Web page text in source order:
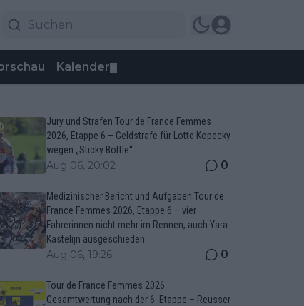
Kalender
Jury und Strafen Tour de France Femmes
2026, Etappe 6 – Geldstrafe für Lotte Kopecky
wegen „Sticky Bottle“
Aug 06, 20:02 0
Medizinischer Bericht und Aufgaben Tour de
France Femmes 2026, Etappe 6 – vier
Fahrerinnen nicht mehr im Rennen, auch Yara
Kastelijn ausgeschieden
Aug 06, 19:26 0
Tour de France Femmes 2026:
Gesamtwertung nach der 6. Etappe – Reusser